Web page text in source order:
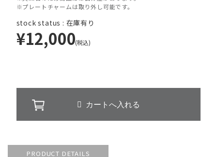
※プレートチャームは取り外し可能です。
stock status : 在庫有り
¥12,000(税込)
PRODUCT DETAILS